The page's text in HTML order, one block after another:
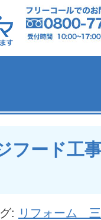
フード工
: リフォーム